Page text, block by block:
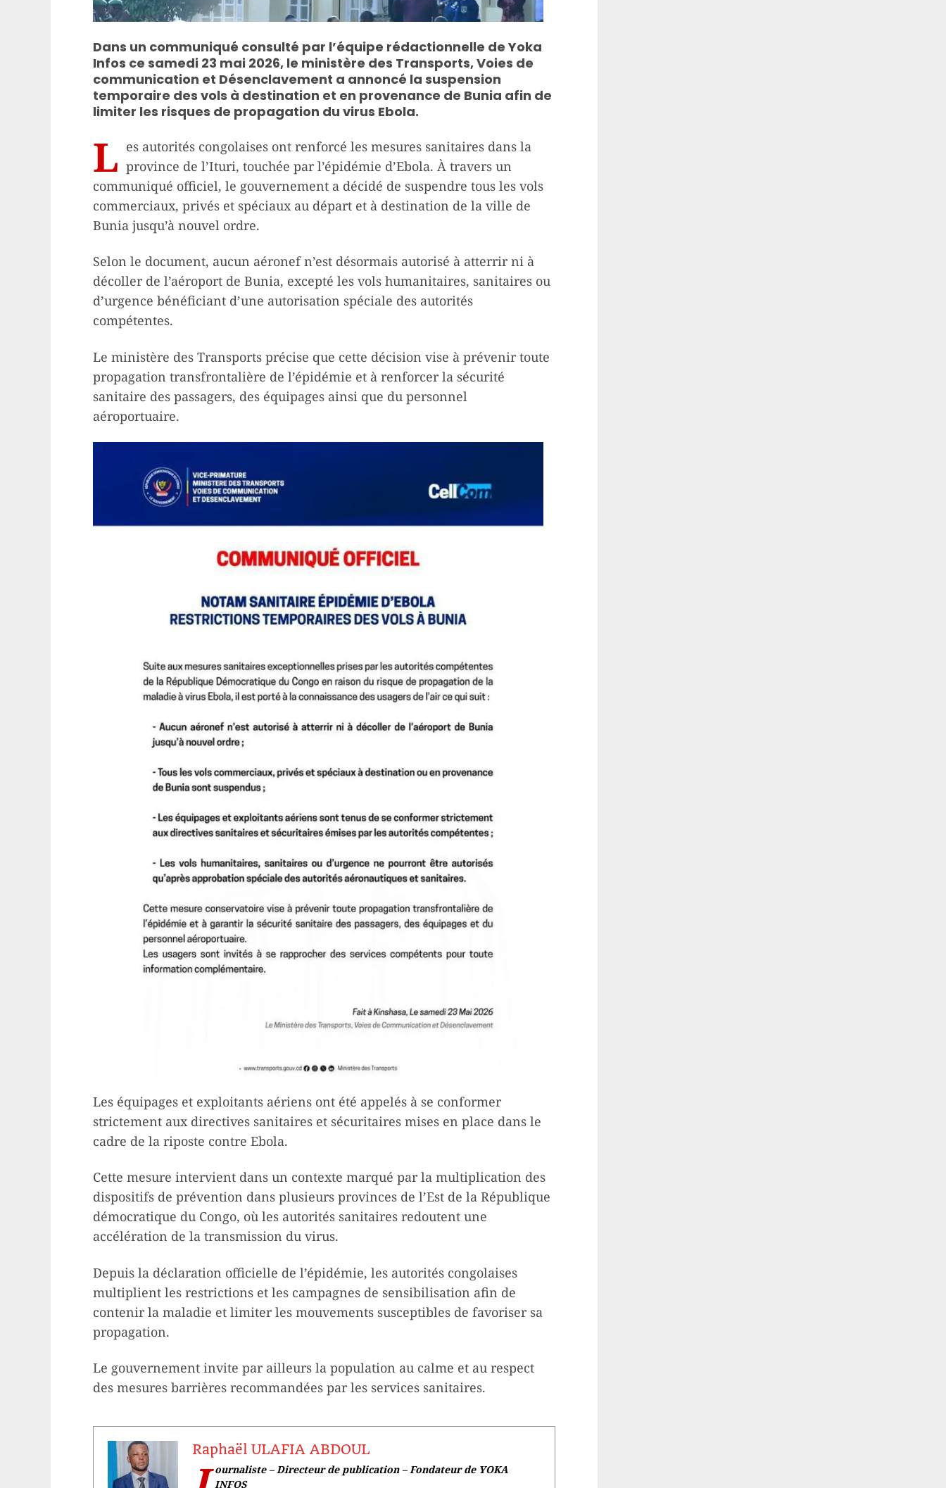
Dans un communiqué consulté par l’équipe rédactionnelle de Yoka
Infos ce samedi 23 mai 2026, le ministère des Transports, Voies de
communication et Désenclavement a annoncé la suspension
temporaire des vols à destination et en provenance de Bunia afin de
limiter les risques de propagation du virus Ebola.
L es autorités congolaises ont renforcé les mesures sanitaires dans la
province de l’Ituri, touchée par l’épidémie d’Ebola. À travers un
communiqué officiel, le gouvernement a décidé de suspendre tous les vols
commerciaux, privés et spéciaux au départ et à destination de la ville de
Bunia jusqu’à nouvel ordre.
Selon le document, aucun aéronef n’est désormais autorisé à atterrir ni à
décoller de l’aéroport de Bunia, excepté les vols humanitaires, sanitaires ou
d’urgence bénéficiant d’une autorisation spéciale des autorités
compétentes.
Le ministère des Transports précise que cette décision vise à prévenir toute
propagation transfrontalière de l’épidémie et à renforcer la sécurité
sanitaire des passagers, des équipages ainsi que du personnel
aéroportuaire.
Les équipages et exploitants aériens ont été appelés à se conformer
strictement aux directives sanitaires et sécuritaires mises en place dans le
cadre de la riposte contre Ebola.
Cette mesure intervient dans un contexte marqué par la multiplication des
dispositifs de prévention dans plusieurs provinces de l’Est de la République
démocratique du Congo, où les autorités sanitaires redoutent une
accélération de la transmission du virus.
Depuis la déclaration officielle de l’épidémie, les autorités congolaises
multiplient les restrictions et les campagnes de sensibilisation afin de
contenir la maladie et limiter les mouvements susceptibles de favoriser sa
propagation.
Le gouvernement invite par ailleurs la population au calme et au respect
des mesures barrières recommandées par les services sanitaires.
Raphaël ULAFIA ABDOUL
ournaliste – Directeur de publication – Fondateur de YOKA
INFOS